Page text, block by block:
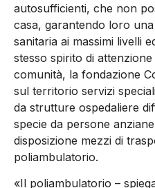
autosufficienti, che non
casa, garantendo loro
sanitaria ai massimi livelli
stesso spirito di
comunità, la fondazione
sul territorio servizi
da strutture ospedaliere
specie da persone
disposizione mezzi di
poliambulatorio.
«Il poliambulatorio –